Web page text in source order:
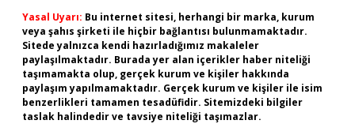
Yasal Uyarı: Bu internet sitesi, herhangi bir marka, kurum
veya şahıs şirketi ile hiçbir bağlantısı bulunmamaktadır.
Sitede yalnızca kendi hazırladığımız makaleler
paylaşılmaktadır. Burada yer alan içerikler haber niteliği
taşımamakta olup, gerçek kurum ve kişiler hakkında
paylaşım yapılmamaktadır. Gerçek kurum ve kişiler ile isim
benzerlikleri tamamen tesadüfidir. Sitemizdeki bilgiler
taslak halindedir ve tavsiye niteliği taşımazlar.